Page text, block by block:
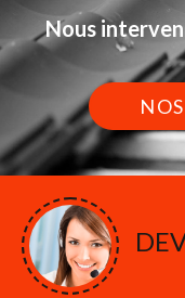
Nous